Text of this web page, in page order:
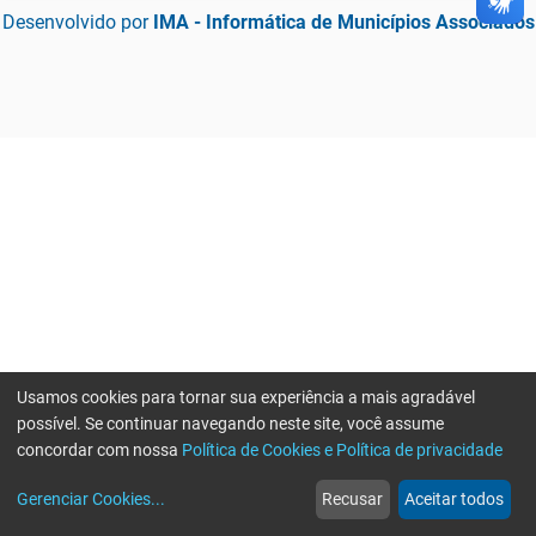
Desenvolvido por IMA - Informática de Municípios Associados
web
Notícias
more_horiz
Mais
Usamos cookies para tornar sua experiência a mais agradável
possível. Se continuar navegando neste site, você assume
concordar com nossa Política de Cookies e Política de privacidade
Gerenciar Cookies... Recusar Aceitar todos